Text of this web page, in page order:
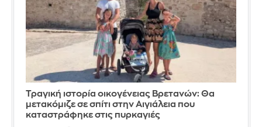
Τραγική ιστορία οικογένειας Βρετανών: Θα
μετακόμιζε σε σπίτι στην Αιγιάλεια που
καταστράφηκε στις πυρκαγιές